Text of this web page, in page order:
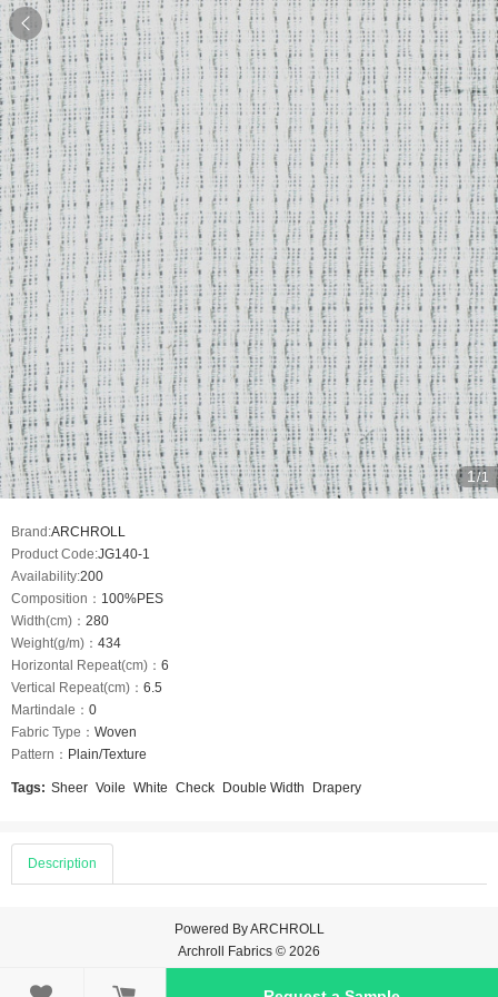

1/1
Brand:ARCHROLL
Product Code:JG140-1
Availability:200
Composition： 100%PES
Width(cm)： 280
Weight(g/m)： 434
Horizontal Repeat(cm)： 6
Vertical Repeat(cm)： 6.5
Martindale： 0
Fabric Type： Woven
Pattern： Plain/Texture
Tags: Sheer Voile White Check Double Width Drapery
Description
Powered ByARCHROLL
Archroll Fabrics © 2026